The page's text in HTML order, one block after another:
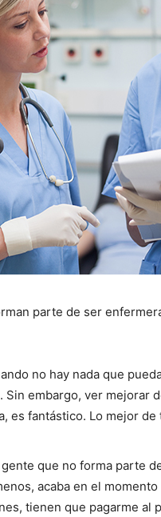
I
I've read and accept the
parte de ser
no hay nada que
embargo, ver mejorar
es fantástico. Lo mejor
que no forma parte
acaba en el
tienen que pagarme al